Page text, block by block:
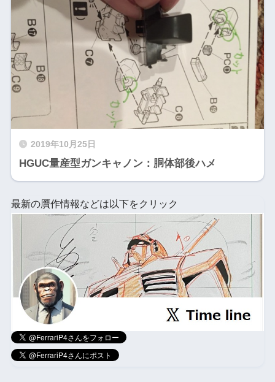
2019年10月25日
HGUC量産型ガンキャノン：胴体部後ハメ
最新の贋作情報などは以下をクリック